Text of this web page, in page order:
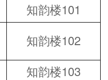
知韵楼101
知韵楼102
知韵楼103